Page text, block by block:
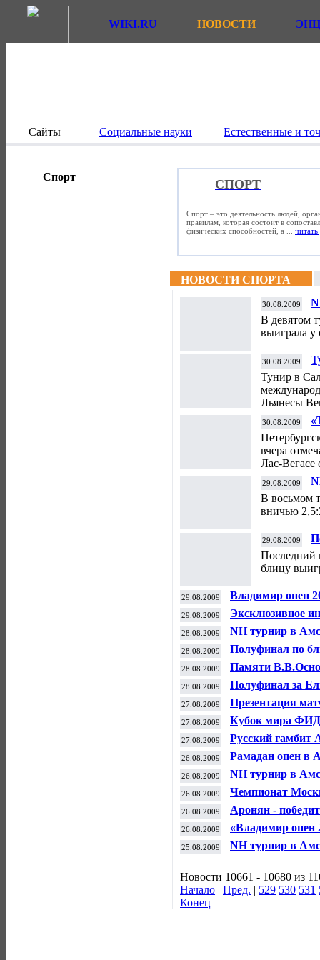
WIKI.RU НОВОСТИ
Сайты Социальные науки Естественные и
Спорт
СПОРТ
Спорт – это деятельность людей,
правилам, которая состоит в
физических способностей, а ... читать
НОВОСТИ СПОРТА
30.08.2009
В девятом
выиграла у
30.08.2009
Тунир в
Льянесы
30.08.2009
вчера
Лас-Вегасе
29.08.2009
В восьмом
вничью
29.08.2009
Последний
блицу
29.08.2009 Владимир опен
29.08.2009 Эксклюзивное
28.08.2009 NH турнир в
28.08.2009 Полуфинал по
28.08.2009 Памяти
28.08.2009 Полуфинал за
27.08.2009 Презентация
27.08.2009 Кубок мира
27.08.2009 Русский гамбит
26.08.2009 Рамадан опен в
26.08.2009 NH турнир в
26.08.2009 Чемпионат
26.08.2009 Аронян -
26.08.2009 «Владимир опен
25.08.2009 NH турнир в
Новости 10661 - 10680 из
Начало | Пред. | 529 530 531
Конец